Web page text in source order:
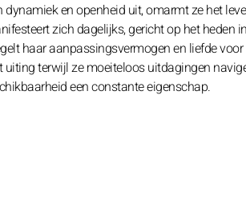
en openheid uit, omarmt ze het
zich dagelijks, gericht op het heden
haar aanpassingsvermogen en liefde
terwijl ze moeiteloos uitdagingen
een constante eigenschap.